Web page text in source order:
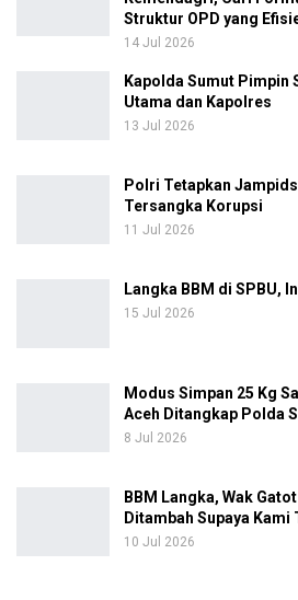
Struktur OPD yang
14 Jul 2026
Kapolda Sumut Pimpin
Utama dan Kapolres
13 Jul 2026
Polri Tetapkan
Tersangka Korupsi
11 Jul 2026
Langka BBM di SPBU,
15 Jul 2026
Modus Simpan 25 Kg
Aceh Ditangkap Polda
8 Jul 2026
BBM Langka, Wak
Ditambah Supaya
10 Jul 2026